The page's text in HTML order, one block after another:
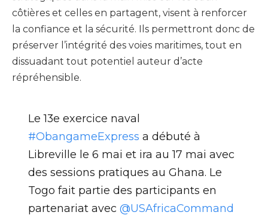
côtières et celles en partagent, visent à renforcer
la confiance et la sécurité. Ils permettront donc de
préserver l’intégrité des voies maritimes, tout en
dissuadant tout potentiel auteur d’acte
répréhensible.
Le 13e exercice naval
#ObangameExpress a débuté à
Libreville le 6 mai et ira au 17 mai avec
des sessions pratiques au Ghana. Le
Togo fait partie des participants en
partenariat avec @USAfricaCommand